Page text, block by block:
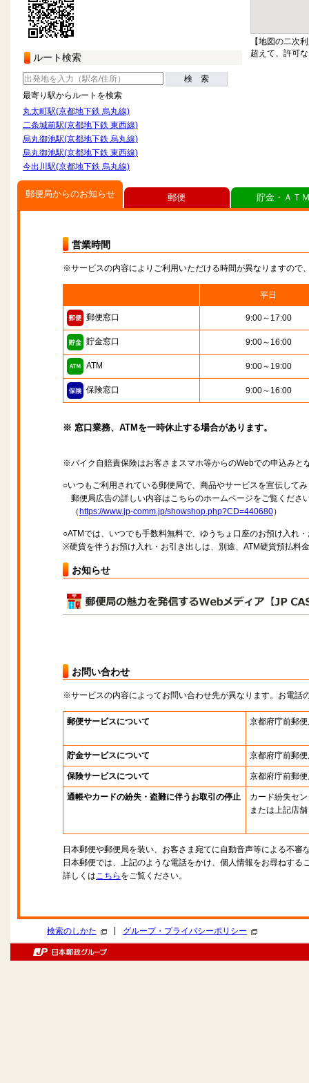
ルート検索
検 索
最寄り駅からルートを検索
丸太町駅(京都地下鉄 烏丸線)
二条城前駅(京都地下鉄 東西線)
烏丸御池駅(京都地下鉄 烏丸線)
烏丸御池駅(京都地下鉄 東西線)
今出川駅(京都地下鉄 烏丸線)
【地図の二次
超えて、許可
郵便局からのお知らせ
営業時間
※サービスの内容によりご利用いただける時間が異なりますので
平日
郵便窓口 9:00～17:00
貯金窓口 9:00～16:00
ATM 9:00～19:00
保険窓口 9:00～16:00
※ 窓口業務、ATMを一時休止する場合があります。
※バイク自賠責保険はお客さまスマホ等からのWebでの申込みと
○いつもご利用されている郵便局で、商品やサービスを宣伝して
郵便局広告の詳しい内容はこちらのホームページをご覧くださ
（ https://www.jp-comm.jp/showshop.php?CD=440680）
○ATMでは、いつでも手数料無料で、ゆうちょ口座のお預け入れ
※硬貨を伴うお預け入れ・お引き出しは、別途、ATM硬貨預払料
お知らせ
お問い合わせ
※サービスの内容によってお問い合わせ先が異なります。お電話
郵便サービスについて 京都府庁前郵
貯金サービスについて 京都府庁前郵
保険サービスについて 京都府庁前郵
通帳やカードの紛失・盗難に伴うお取引の停止
カード紛失セ
または上記店舗
日本郵便や郵便局を装い、お客さま宛てに自動音声等による不審
日本郵便では、上記のような電話をかけ、個人情報をお尋ねする
詳しくはこちら をご覧ください。
郵便 貯金・ＡＴ
検索のしかた グループ・プライバシーポリシー